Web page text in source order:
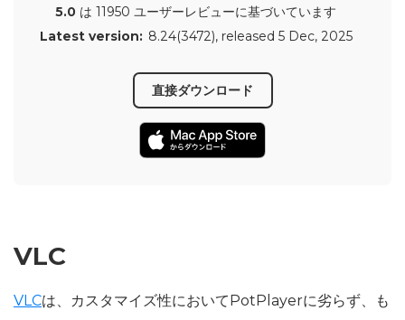
5.0 は 11950 ユーザーレビューに基づいています
Latest version: 8.24(3472), released 5 Dec, 2025
直接ダウンロード
VLC
VLCは、カスタマイズ性においてPotPlayerに劣らず、も